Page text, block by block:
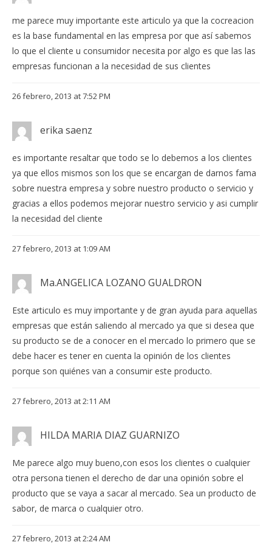
me parece muy importante este articulo ya que la cocreacion
es la base fundamental en las empresa por que así sabemos
lo que el cliente u consumidor necesita por algo es que las las
empresas funcionan a la necesidad de sus clientes
26 febrero, 2013 at 7:52 PM
erika saenz
es importante resaltar que todo se lo debemos a los clientes
ya que ellos mismos son los que se encargan de darnos fama
sobre nuestra empresa y sobre nuestro producto o servicio y
gracias a ellos podemos mejorar nuestro servicio y asi cumplir
la necesidad del cliente
27 febrero, 2013 at 1:09 AM
Ma.ANGELICA LOZANO GUALDRON
Este articulo es muy importante y de gran ayuda para aquellas
empresas que están saliendo al mercado ya que si desea que
su producto se de a conocer en el mercado lo primero que se
debe hacer es tener en cuenta la opinión de los clientes
porque son quiénes van a consumir este producto.
27 febrero, 2013 at 2:11 AM
HILDA MARIA DIAZ GUARNIZO
Me parece algo muy bueno,con esos los clientes o cualquier
otra persona tienen el derecho de dar una opinión sobre el
producto que se vaya a sacar al mercado. Sea un producto de
sabor, de marca o cualquier otro.
27 febrero, 2013 at 2:24 AM